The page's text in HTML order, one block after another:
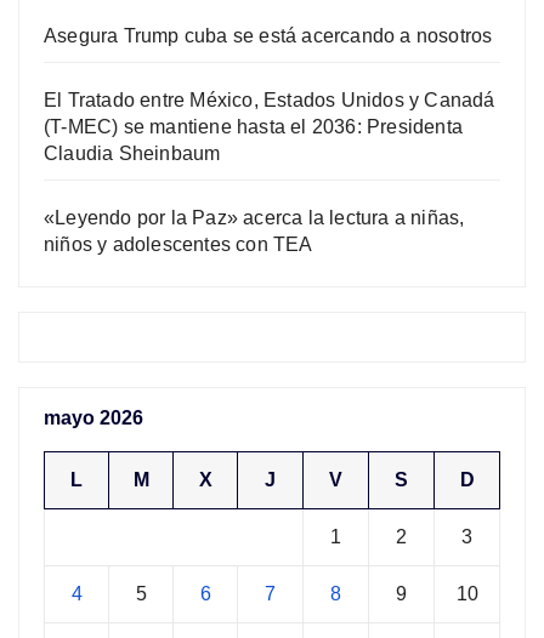
Asegura Trump cuba se está acercando a nosotros
El Tratado entre México, Estados Unidos y Canadá
(T-MEC) se mantiene hasta el 2036: Presidenta
Claudia Sheinbaum
«Leyendo por la Paz» acerca la lectura a niñas,
niños y adolescentes con TEA
mayo 2026
L M X J V S D
1 2 3
4 5 6 7 8 9 10